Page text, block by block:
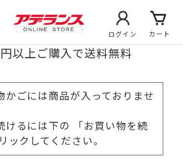
ログイン カート
以上ご購入で送料無料
かごには商品が入っておりませ
けるには下の 「お買い物を続
ックしてください。